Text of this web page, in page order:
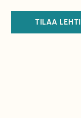
TILAA LEHTI